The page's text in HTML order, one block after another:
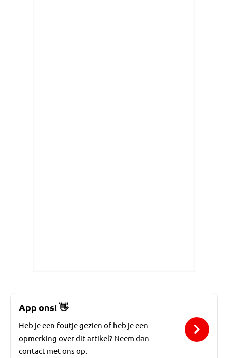
App ons!👋
Heb je een foutje gezien of heb je een
opmerking over dit artikel? Neem dan
contact met ons op.